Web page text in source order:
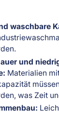
waschbare
und
Materialien
was Zeit